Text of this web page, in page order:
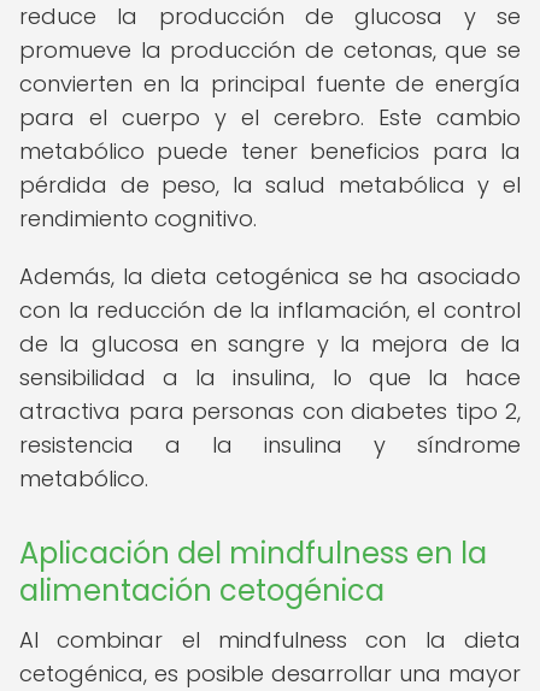
reduce la producción de glucosa y se
promueve la producción de cetonas, que se
convierten en la principal fuente de energía
para el cuerpo y el cerebro. Este cambio
metabólico puede tener beneficios para la
pérdida de peso, la salud metabólica y el
rendimiento cognitivo.
Además, la dieta cetogénica se ha asociado
con la reducción de la inflamación, el control
de la glucosa en sangre y la mejora de la
sensibilidad a la insulina, lo que la hace
atractiva para personas con diabetes tipo 2,
resistencia a la insulina y síndrome
metabólico.
Aplicación del mindfulness en la
alimentación cetogénica
Al combinar el mindfulness con la dieta
cetogénica, es posible desarrollar una mayor